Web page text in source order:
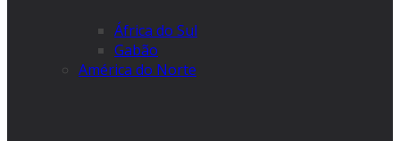
África do Sul
Gabão
América do Norte